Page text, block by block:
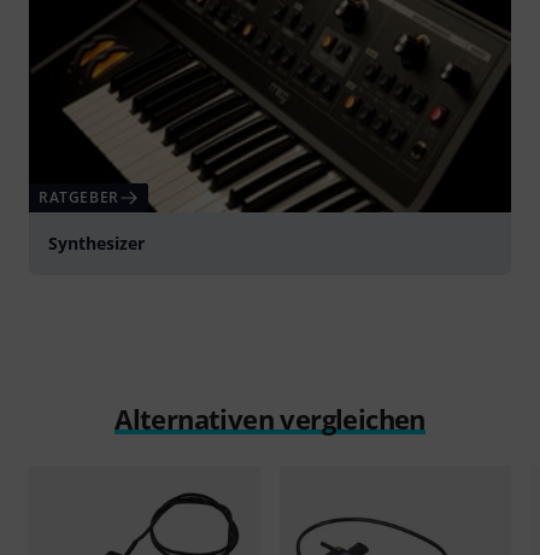
RATGEBER
Synthesizer
Alternativen vergleichen